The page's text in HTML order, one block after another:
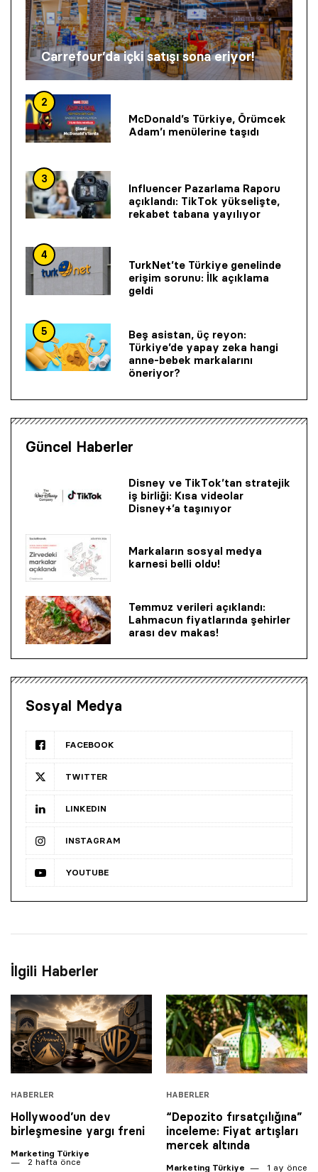
Carrefour’da içki satışı sona eriyor!
2
McDonald’s Türkiye, Örümcek
Adam’ı menülerine taşıdı
3
Influencer Pazarlama Raporu
açıklandı: TikTok yükselişte,
rekabet tabana yayılıyor
4
TurkNet’te Türkiye genelinde
erişim sorunu: İlk açıklama
geldi
5
Beş asistan, üç reyon:
Türkiye’de yapay zeka hangi
anne-bebek markalarını
öneriyor?
Güncel Haberler
Disney ve TikTok’tan stratejik
iş birliği: Kısa videolar
Disney+’a taşınıyor
Markaların sosyal medya
karnesi belli oldu!
Temmuz verileri açıklandı:
Lahmacun fiyatlarında şehirler
arası dev makas!
Sosyal Medya
FACEBOOK
TWITTER
LINKEDIN
INSTAGRAM
YOUTUBE
İlgili Haberler
HABERLER
Hollywood’un dev
birleşmesine yargı freni
Marketing Türkiye
2 hafta önce
HABERLER
“Depozito fırsatçılığına”
inceleme: Fiyat artışları
mercek altında
Marketing Türkiye 1 ay önce